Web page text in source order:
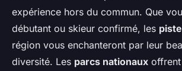
expérience hors du commun. Que
débutant ou skieur confirmé, les
région vous enchanteront par leur
diversité. Les parcs nationaux